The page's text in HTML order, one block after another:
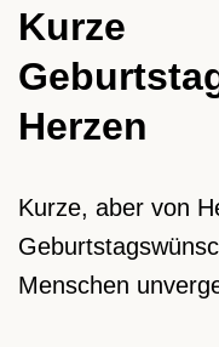
Kurze
Herzen
Kurze, aber von
Menschen